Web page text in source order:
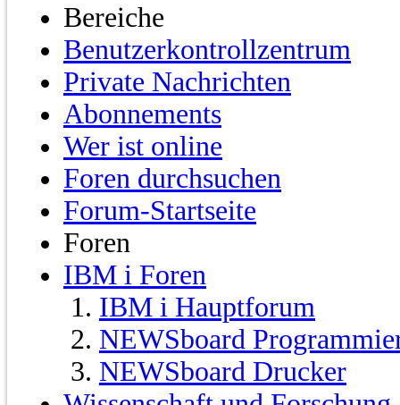
Bereiche
Benutzerkontrollzentrum
Private Nachrichten
Abonnements
Wer ist online
Foren durchsuchen
Forum-Startseite
Foren
IBM i Foren
IBM i Hauptforum
NEWSboard
NEWSboard Drucker